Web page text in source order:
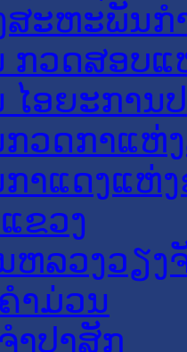
ສະຫະພັນກ
ກວດສອບແ
ໄອຍະການ
ກວດກາແຫ່
ກາແດງແຫ່
ຂວງ
ຫລວງວຽງ
າມ່ວນ
າປາສັກ